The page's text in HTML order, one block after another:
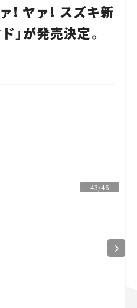
! ヤァ! スズキ新
」が発売決定。
43/46